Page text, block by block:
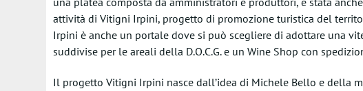
attività di Vitigni Irpini, progetto di promozione turistica del
Irpini è anche un portale dove si può scegliere di adottare una
suddivise per le areali della D.O.C.G. e un Wine Shop con
Il progetto Vitigni Irpini nasce dall’idea di Michele Bello e della